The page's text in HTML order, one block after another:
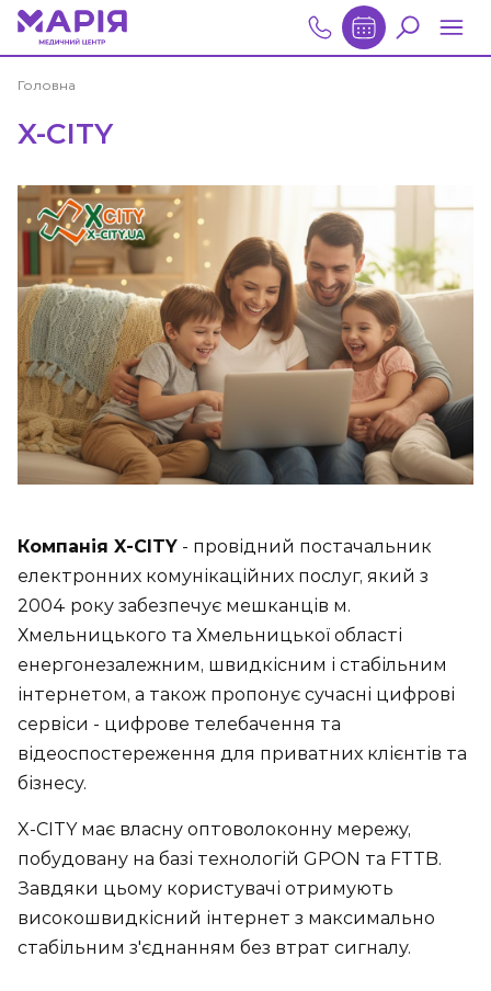
Головна
X-CITY
Компанія X-CITY - провідний постачальник
електронних комунікаційних послуг, який з
2004 року забезпечує мешканців м.
Хмельницького та Хмельницької області
енергонезалежним, швидкісним і стабільним
інтернетом, а також пропонує сучасні цифрові
сервіси - цифрове телебачення та
відеоспостереження для приватних клієнтів та
бізнесу.
X-CITY має власну оптоволоконну мережу,
побудовану на базі технологій GPON та FTTB.
Завдяки цьому користувачі отримують
високошвидкісний інтернет з максимально
стабільним з'єднанням без втрат сигналу.